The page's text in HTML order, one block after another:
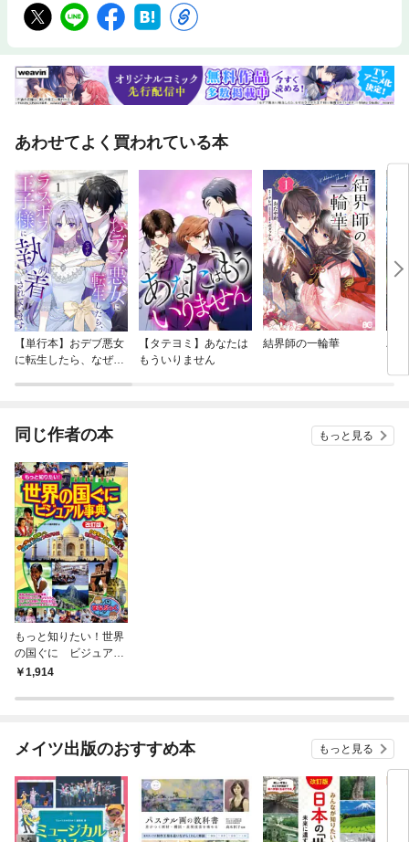
始めて数十年。いつの間にか、100ヵ国もの国ぐにをめぐるようになって
いました。はじめて訪れた国、地域では、見たこともないような珍しい景
そんな時でした。その体験をもとにまとめたのが、この本なのです。世界
の国ぐにの実情をこの本を通して少しでも理解して、さらに視野を広めて
いただきたい…と、強く願っています。フリーポート 藤井勝彦◆◇◆ 主な
みよう! ◎ アジアの働く子供たち* 中国* 韓国* ベトナム・・・など全19か
どんなところ…◎ アフリカの学校を比べてみよう! ◎ アフリカの働く子供
たち* エジプト* スーダン、エチオピア* ケニア・・・など全11か国*コラ
ム アフリカの人気観光地はどこ…*コラム 世界の民族衣装を見てみよう! ☆
ヨーロッパの国々◎ ヨーロッパってどんなところ…◎ ヨーロッパの学校を
比べてみよう! ◎ ヨーロッパにはどんな人が暮らしているの…* イギリス*
フランス* スペイン・・・など全16か国*コラム ヨーロッパの人気観光地
はどこ…☆ 北アメリカの国々◎ 北アメリカってどんなところ…◎ 北アメリ
カの学校を比べてみよう! ◎ 北アメリカにはどんな人が暮らしているの…*
アメリカ* カナダ* メキシコ・・・など全9か国*コラム 北アメリカの人気
観光地はどこ…*コラム 世界の宗教☆ 南アメリカの国々◎ 南アメリカって
どんなところ…◎ 南アメリカの学校を比べてみよう! ◎ 南アメリカにはど
んな人が暮らしているの…* ブラジル* ベネズエラ、コロンビア* ペル
ニアの国々◎ オセアニアってどんなところ…◎ オセアニアの学校を比べて
ム オセアニアの人気観光地はどこ…◎ 国って何… どんな国があるの…◎
べているの…◎ 世界遺産を見てみよう! ◎ 世界のお祭りを見てみよう! ◎ ど
んな家に住んでいるの…◎ どんな民族音楽があるの…◎ どんなスポーツや
ゲームを楽しんでいるの…◆◇◆ 監修者プロフィール ◆◇◆フリーポート 藤
井勝彦フリーポートは、海外情報を専門に取り扱うプロダクション。世界
100カ国に及ぶ国々の民族、宗教、歴史、文化、旅、暮らしぶりなど、あ
りとあらゆる情報及び写真を収集している。代表の藤井勝彦は、紀行作
家。JICA(国際協力機構)の派遣専門家として、数多くの途上国を歴訪。OD
A 関連取材を通じて、途上国の実情を垣間見てきた。『ODA は役に立って
いるのか』(共著)の他、新聞、雑誌、書籍等を通じて、様々な海外情報を
発信し続けている。※本書は2018 年発行の『もっと知りたい! 世界の国ぐ
に ビジュアル事典』を元に、加筆・修正を行った新版です。
あわせてよく買われている本
【単行本】おデブ悪女
に転生したら、なぜか
【タテヨミ】あなたは
もういりません
結界師の一輪華
バ
今
同じ作者の本 もっと見る
もっと知りたい！世界
の国ぐに ビジュアル
事典 改訂版
1,914
メイツ出版のおすすめ本 もっと見る